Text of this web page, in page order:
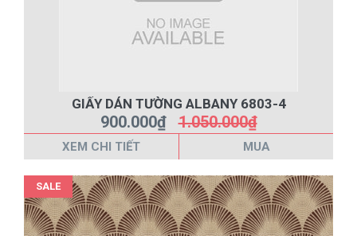
GIẤY DÁN TƯỜNG ALBANY 6803-4
900.000₫1.050.000₫
XEM CHI TIẾT MUA
SALE